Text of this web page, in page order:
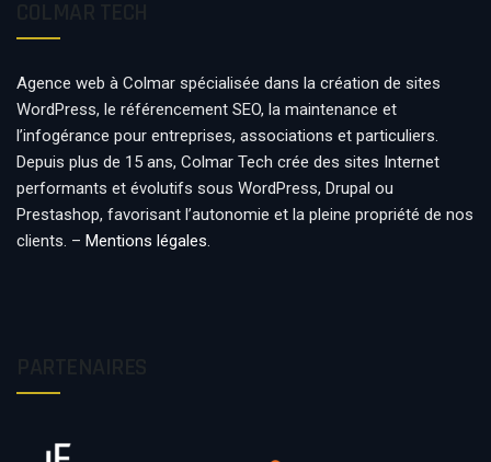
Agence web à Colmar spécialisée dans la création de sites
WordPress, le référencement SEO, la maintenance et
l’infogérance pour entreprises, associations et particuliers.
Depuis plus de 15 ans, Colmar Tech crée des sites Internet
performants et évolutifs sous WordPress, Drupal ou
Prestashop, favorisant l’autonomie et la pleine propriété de nos
clients. – Mentions légales.